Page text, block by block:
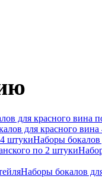
для красного вина
для красного
штукиНаборы бокалов
по 2 штуки
Наборы бокалов